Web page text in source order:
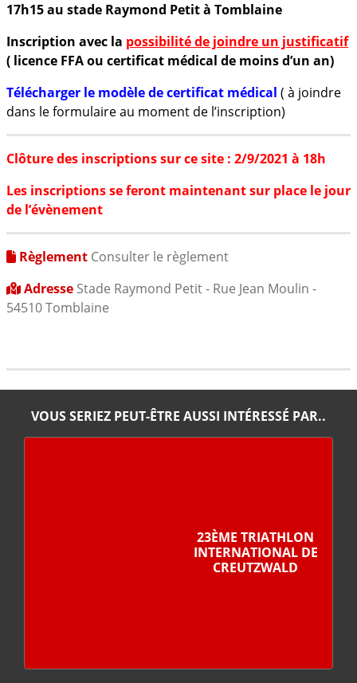
17h15 au stade Raymond Petit à Tomblaine
Inscription avec la possibilité de joindre un justificatif
( licence FFA ou certificat médical de moins d’un an)
Télécharger le modèle de certificat médical ( à joindre
dans le formulaire au moment de l’inscription)
Clôture des inscriptions sur ce site : 2/9/2021 à 18h
Les inscriptions se feront maintenant sur place le jour
de l’évènement
Règlement Consulter le règlement
Adresse Stade Raymond Petit - Rue Jean Moulin -
54510 Tomblaine
VOUS SERIEZ PEUT-ÊTRE AUSSI INTÉRESSÉ PAR..
23ÈME TRIATHLON
INTERNATIONAL DE
CREUTZWALD